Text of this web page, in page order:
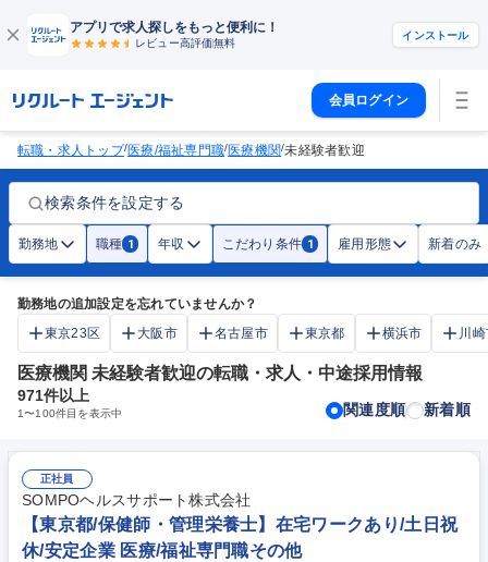
アプリで求人探しをもっと便利に！
レビュー高評価無料
インストール
会員ログイン
転職・求人トップ/医療/福祉専門職/医療機関/未経験者歓迎
検索条件を設定する
勤務地 職種 1 年収 こだわり条件 1 雇用形態 新着のみ
勤務地の追加設定を忘れていませんか？
東京23区
大阪市 名古屋市 東京都 横浜市 川
医療機関 未経験者歓迎の転職・求人・中途採用情報
971件以上
1〜100件目を表示中 関連度順 新着順
正社員
SOMPOヘルスサポート株式会社
【東京都/保健師・管理栄養士】在宅ワークあり/土日祝
休/安定企業 医療/福祉専門職その他